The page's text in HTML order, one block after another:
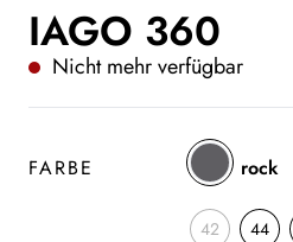
IAGO 360
Nicht mehr verfügbar
FARBE rock
42 44